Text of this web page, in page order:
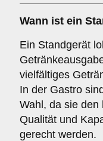
Wann ist ein
Ein Standgerät
vielfältiges
In der Gastro
Wahl, da sie den
Qualität und
gerecht werden.